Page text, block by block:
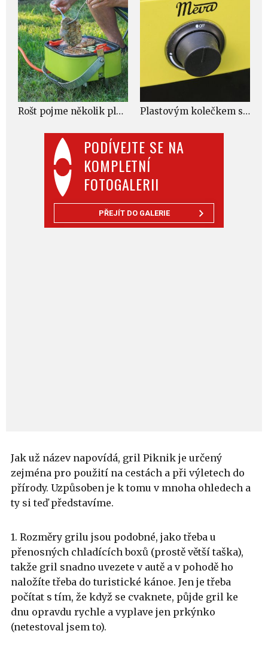
PODÍVEJTE SE NA
KOMPLETNÍ
FOTOGALERII
PŘEJÍT DO GALERIE
Rošt pojme několik plátků masa a k tomu i trochu zeleniny Plastovým kolečkem se gril zapaluje a zároveň se s ním reguluje intenzita plamene
Jak už název napovídá, gril Piknik je určený
zejména pro použití na cestách a při výletech do
přírody. Uzpůsoben je k tomu v mnoha ohledech a
ty si teď představíme.
1. Rozměry grilu jsou podobné, jako třeba u
přenosných chladících boxů (prostě větší taška),
takže gril snadno uvezete v autě a v pohodě ho
naložíte třeba do turistické kánoe. Jen je třeba
počítat s tím, že když se cvaknete, půjde gril ke
dnu opravdu rychle a vyplave jen prkýnko
(netestoval jsem to).